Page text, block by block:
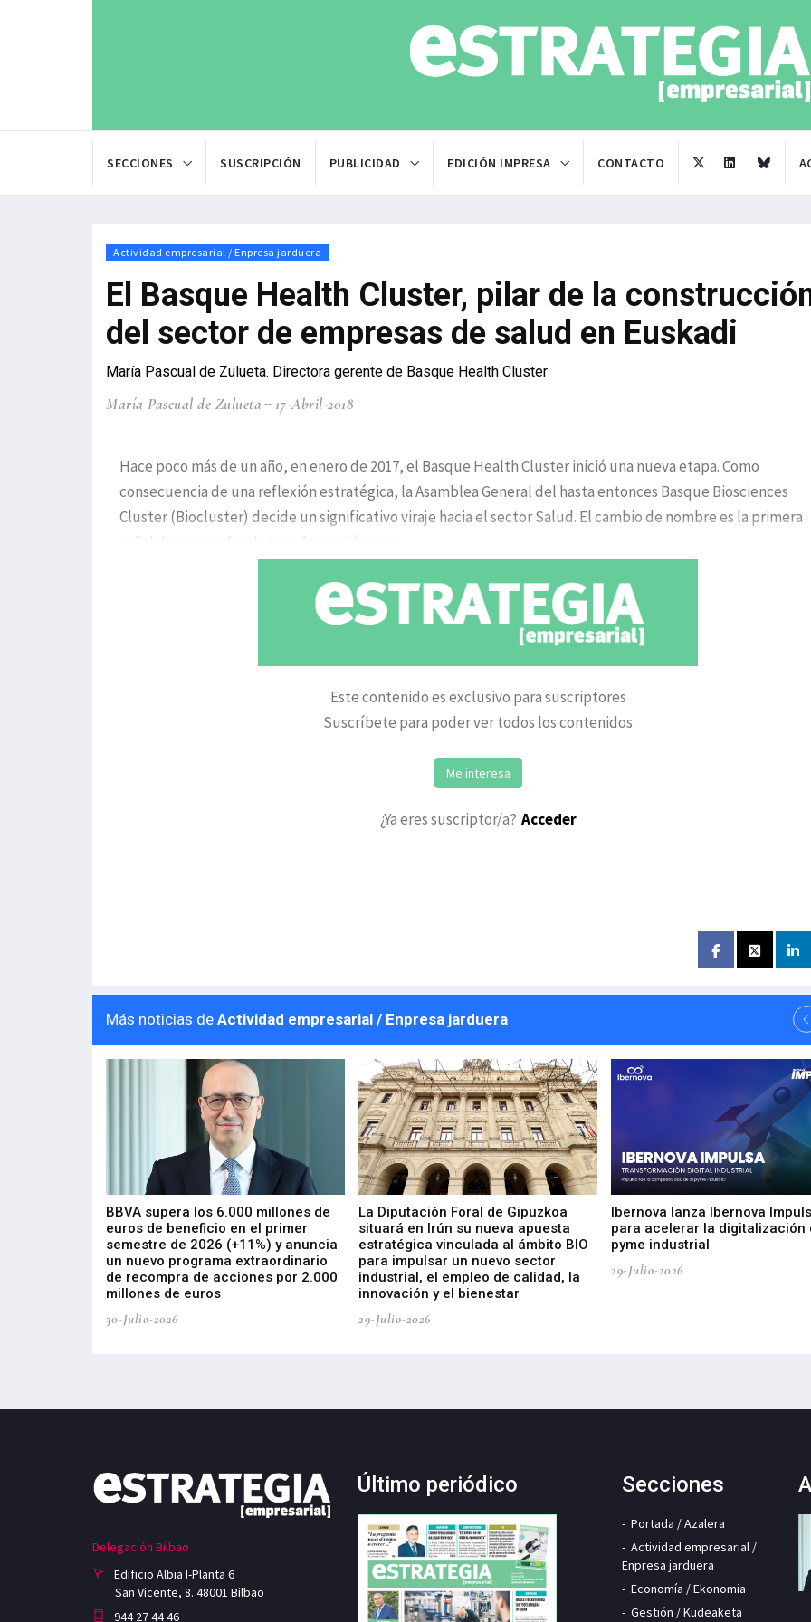
SECCIONES SUSCRIPCIÓN PUBLICIDAD EDICIÓN IMPRESA CONTACTO
Actividad empresarial / Enpresa jarduera
El Basque Health Cluster, pilar de la
del sector de empresas de salud en Euskadi
María Pascual de Zulueta. Directora gerente de Basque Health Cluster
María Pascual de Zulueta 17-Abril-2018
Hace poco más de un año, en enero de 2017, el Basque Health Cluster inició una nueva etapa. Como
consecuencia de una reflexión estratégica, la Asamblea General del hasta entonces Basque Biosciences
Cluster (Biocluster) decide un significativo viraje hacia el sector Salud. El cambio de nombre es la primera
señal de una profunda transformación que
Este contenido es exclusivo para suscriptores
Suscríbete para poder ver todos los contenidos
Me interesa
¿Ya eres suscriptor/a? Acceder
Más noticias de Actividad empresarial / Enpresa jarduera
BBVA supera los 6.000 millones de
euros de beneficio en el primer
semestre de 2026 (+11%) y anuncia
un nuevo programa extraordinario
de recompra de acciones por 2.000
millones de euros
30-Julio-2026
La Diputación Foral de Gipuzkoa
situará en Irún su nueva apuesta
estratégica vinculada al ámbito BIO
para impulsar un nuevo sector
industrial, el empleo de calidad, la
innovación y el bienestar
29-Julio-2026
Ibernova lanza Ibernova
para acelerar la digitalización
pyme industrial
29-Julio-2026
Delegación Bilbao
Edificio Albia I-Planta 6
San Vicente, 8. 48001 Bilbao
944 27 44 46
Último periódico Secciones
Portada / Azalera
Actividad empresarial /
Enpresa jarduera
Economía / Ekonomia
Gestión / Kudeaketa